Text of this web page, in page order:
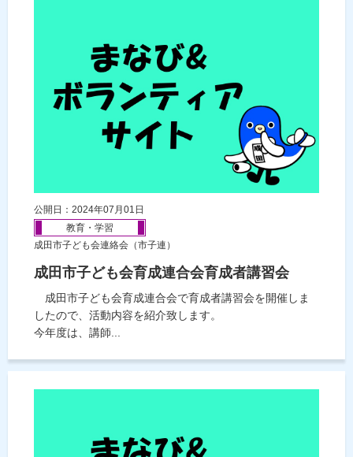
公開日：2024年07月01日
教育・学習
成田市子ども会連絡会（市子連）
成田市子ども会育成連合会育成者講習会
成田市子ども会育成連合会で育成者講習会を開催しま
したので、活動内容を紹介致します。
今年度は、講師...